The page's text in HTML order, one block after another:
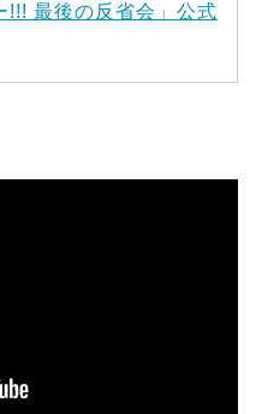
!!! 最後の反省会」公式